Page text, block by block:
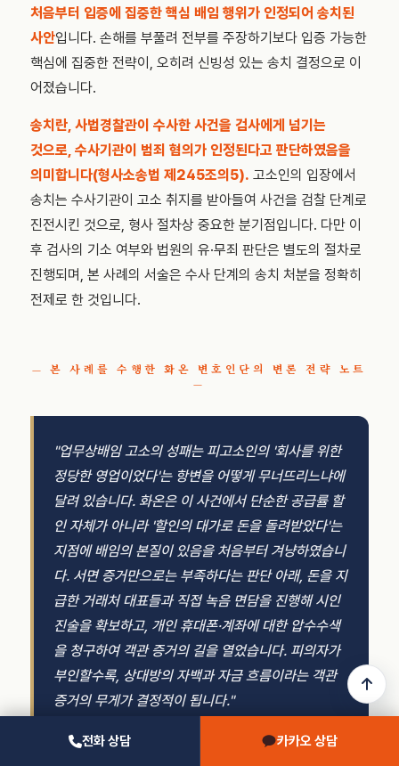
처음부터 입증에 집중한 핵심 배임 행위가 인정되어 송치된
사안입니다. 손해를 부풀려 전부를 주장하기보다 입증 가능한
핵심에 집중한 전략이, 오히려 신빙성 있는 송치 결정으로 이
어졌습니다.
송치란, 사법경찰관이 수사한 사건을 검사에게 넘기는
것으로, 수사기관이 범죄 혐의가 인정된다고 판단하였음을
의미합니다(형사소송법 제245조의5). 고소인의 입장에서
송치는 수사기관이 고소 취지를 받아들여 사건을 검찰 단계로
진전시킨 것으로, 형사 절차상 중요한 분기점입니다. 다만 이
후 검사의 기소 여부와 법원의 유·무죄 판단은 별도의 절차로
진행되며, 본 사례의 서술은 수사 단계의 송치 처분을 정확히
전제로 한 것입니다.
— 본 사례를 수행한 화온 변호인단의 변론 전략 노트
—
"업무상배임 고소의 성패는 피고소인의 '회사를 위한
정당한 영업이었다'는 항변을 어떻게 무너뜨리느냐에
달려 있습니다. 화온은 이 사건에서 단순한 공급률 할
인 자체가 아니라 '할인의 대가로 돈을 돌려받았다'는
지점에 배임의 본질이 있음을 처음부터 겨냥하였습니
다. 서면 증거만으로는 부족하다는 판단 아래, 돈을 지
급한 거래처 대표들과 직접 녹음 면담을 진행해 시인
진술을 확보하고, 개인 휴대폰·계좌에 대한 압수수색
을 청구하여 객관 증거의 길을 열었습니다. 피의자가
부인할수록, 상대방의 자백과 자금 흐름이라는 객관
증거의 무게가 결정적이 됩니다."
전화 상담 카카오 상담